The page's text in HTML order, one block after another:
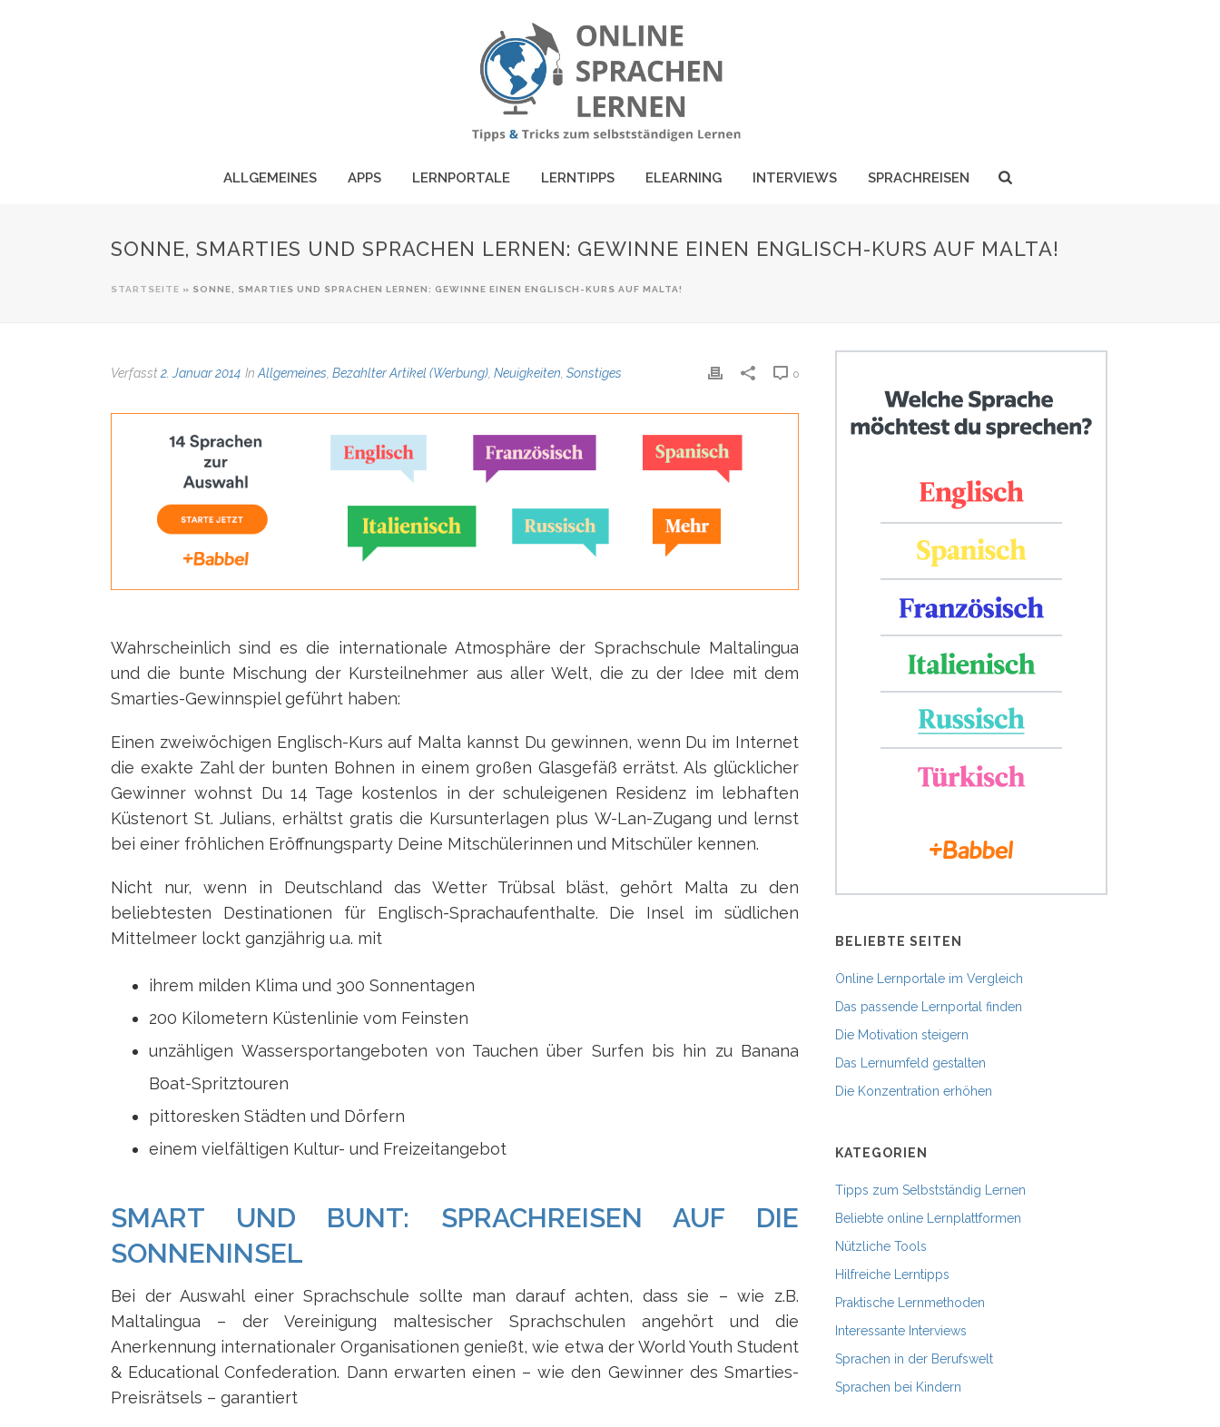
ALLGEMEINES APPS LERNPORTALE LERNTIPPS ELEARNING INTERVIEWS SPRACHREISEN
SONNE, SMARTIES UND SPRACHEN LERNEN: GEWINNE EINEN ENGLISCH-KURS AUF MALTA!
STARTSEITE » SONNE, SMARTIES UND SPRACHEN LERNEN: GEWINNE EINEN ENGLISCH-KURS AUF MALTA!
Verfasst2. Januar 2014 In Allgemeines Bezahlter Artikel (Werbung) Neuigkeiten Sonstiges 0
Wahrscheinlich sind es die internationale Atmosphäre der Sprachschule Maltalingua
und die bunte Mischung der Kursteilnehmer aus aller Welt, die zu der Idee mit dem
Smarties-Gewinnspiel geführt haben:
Einen zweiwöchigen Englisch-Kurs auf Malta kannst Du gewinnen, wenn Du im Internet
die exakte Zahl der bunten Bohnen in einem großen Glasgefäß errätst. Als glücklicher
Gewinner wohnst Du 14 Tage kostenlos in der schuleigenen Residenz im lebhaften
Küstenort St. Julians, erhältst gratis die Kursunterlagen plus W-Lan-Zugang und lernst
bei einer fröhlichen Eröffnungsparty Deine Mitschülerinnen und Mitschüler kennen.
Nicht nur, wenn in Deutschland das Wetter Trübsal bläst, gehört Malta zu den
beliebtesten Destinationen für Englisch-Sprachaufenthalte. Die Insel im südlichen
Mittelmeer lockt ganzjährig u.a. mit
ihrem milden Klima und 300 Sonnentagen
200 Kilometern Küstenlinie vom Feinsten
unzähligen Wassersportangeboten von Tauchen über Surfen bis hin zu Banana
Boat-Spritztouren
pittoresken Städten und Dörfern
einem vielfältigen Kultur- und Freizeitangebot
SMART UND BUNT: SPRACHREISEN AUF DIE
SONNENINSEL
Bei der Auswahl einer Sprachschule sollte man darauf achten, dass sie – wie z.B.
Maltalingua – der Vereinigung maltesischer Sprachschulen angehört und die
Anerkennung internationaler Organisationen genießt, wie etwa der World Youth Student
& Educational Confederation. Dann erwarten einen – wie den Gewinner des Smarties-
Preisrätsels – garantiert
BELIEBTE SEITEN
Online Lernportale im Vergleich
Das passende Lernportal finden
Die Motivation steigern
Das Lernumfeld gestalten
Die Konzentration erhöhen
KATEGORIEN
Tipps zum Selbstständig Lernen
Beliebte online Lernplattformen
Nützliche Tools
Hilfreiche Lerntipps
Praktische Lernmethoden
Interessante Interviews
Sprachen in der Berufswelt
Sprachen bei Kindern